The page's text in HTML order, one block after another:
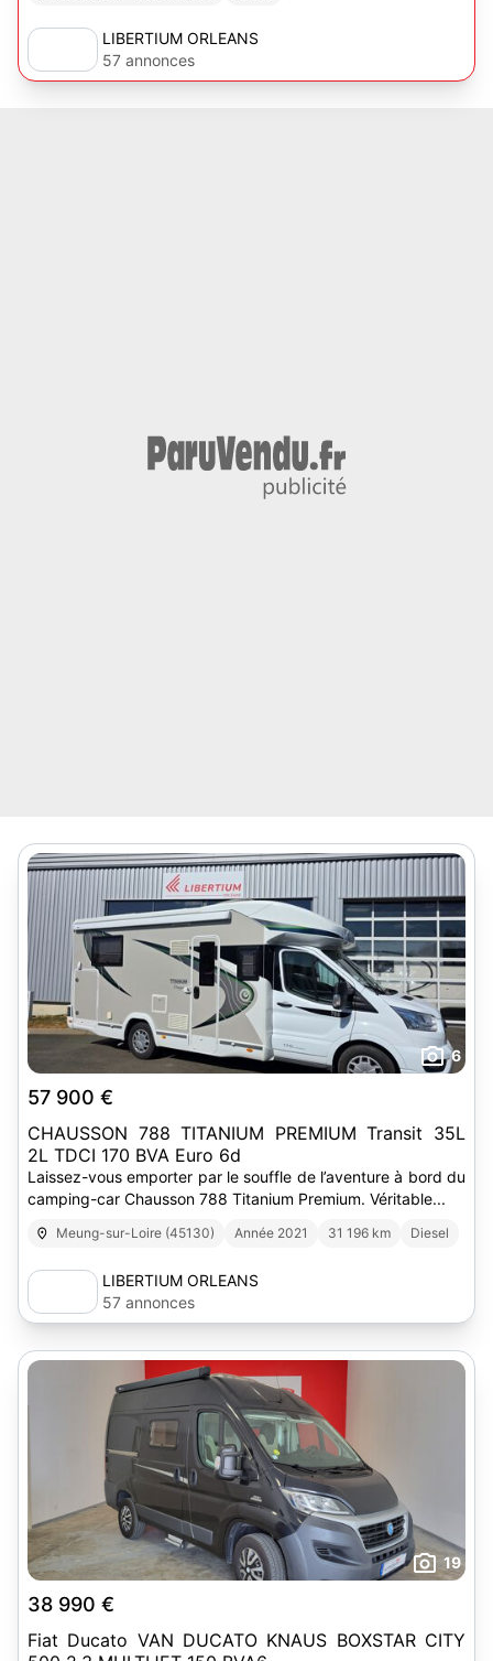
LIBERTIUM ORLEANS
57 annonces
6
57 900 €
CHAUSSON 788 TITANIUM PREMIUM Transit 35L
2L TDCI 170 BVA Euro 6d
Laissez-vous emporter par le souffle de l’aventure à bord du
camping-car Chausson 788 Titanium Premium. Véritable...
Meung-sur-Loire (45130) Année 2021 31 196 km Diesel
LIBERTIUM ORLEANS
57 annonces
19
38 990 €
Fiat Ducato VAN DUCATO KNAUS BOXSTAR CITY